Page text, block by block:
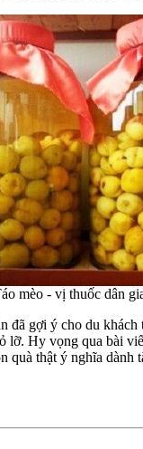
mèo - vị thuốc dân
đã gợi ý cho du khách
lỡ. Hy vọng qua bài
quà thật ý nghĩa dành